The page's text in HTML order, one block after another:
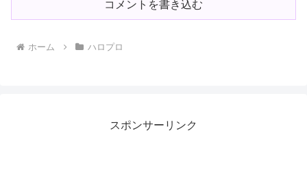
コメントを書き込む
ホーム ハロプロ
スポンサーリンク